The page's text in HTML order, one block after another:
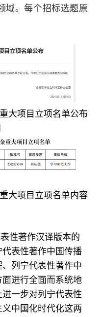
域。每个招标选题原
大项目立项名单公布
大项目立项名单内容
性著作汉译版本的
表性著作中国传播
列宁代表性著作中
进行全面而系统地
一步对列宁代表性
中国化时代化这两